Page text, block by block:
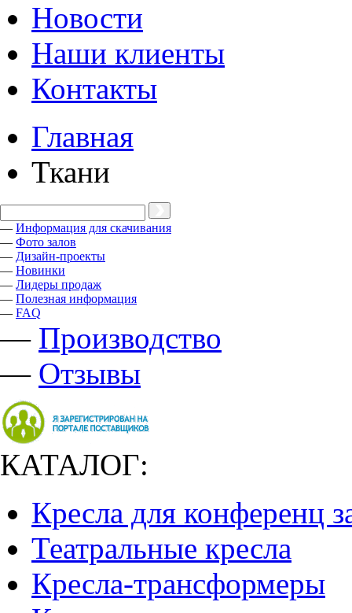
Новости
Наши клиенты
Контакты
Главная
Ткани
— Информация для скачивания
— Фото залов
— Дизайн-проекты
— Новинки
— Лидеры продаж
— Полезная информация
— FAQ
— Производство
— Отзывы
КАТАЛОГ:
Кресла для конференц
Театральные кресла
Кресла-трансформеры